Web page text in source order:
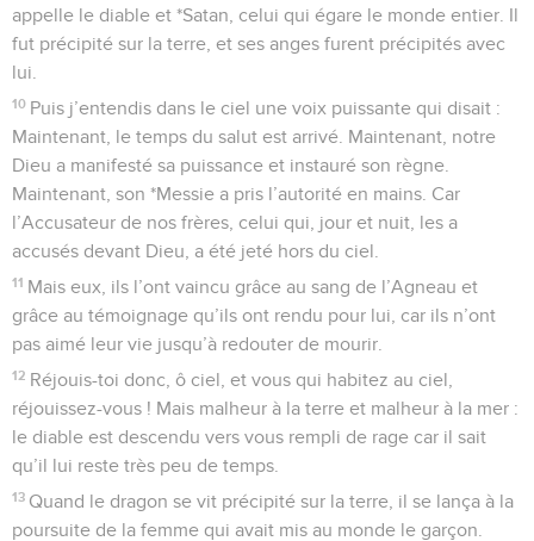
appelle le diable et *Satan, celui qui égare le monde entier. Il
fut précipité sur la terre, et ses anges furent précipités avec
lui.
10 Puis j’entendis dans le ciel une voix puissante qui disait :
Maintenant, le temps du salut est arrivé. Maintenant, notre
Dieu a manifesté sa puissance et instauré son règne.
Maintenant, son *Messie a pris l’autorité en mains. Car
l’Accusateur de nos frères, celui qui, jour et nuit, les a
accusés devant Dieu, a été jeté hors du ciel.
11 Mais eux, ils l’ont vaincu grâce au sang de l’Agneau et
grâce au témoignage qu’ils ont rendu pour lui, car ils n’ont
pas aimé leur vie jusqu’à redouter de mourir.
12 Réjouis-toi donc, ô ciel, et vous qui habitez au ciel,
réjouissez-vous ! Mais malheur à la terre et malheur à la mer :
le diable est descendu vers vous rempli de rage car il sait
qu’il lui reste très peu de temps.
13 Quand le dragon se vit précipité sur la terre, il se lança à la
poursuite de la femme qui avait mis au monde le garçon.